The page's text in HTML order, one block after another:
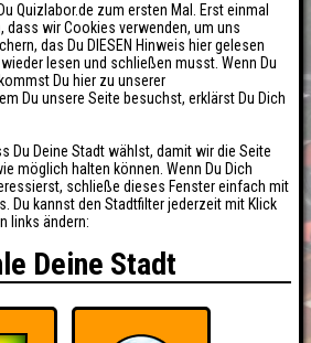
Quizlabor.de zum ersten Mal. Erst einmal
dass wir Cookies verwenden, um uns
das Du DIESEN Hinweis hier gelesen
lesen und schließen musst. Wenn Du
Du hier zu unserer
Du unsere Seite besuchst, erklärst Du Dich
Du Deine Stadt wählst, damit wir die Seite
möglich halten können. Wenn Du Dich
schließe dieses Fenster einfach mit
Du kannst den Stadtfilter jederzeit mit Klick
links ändern:
Deine Stadt